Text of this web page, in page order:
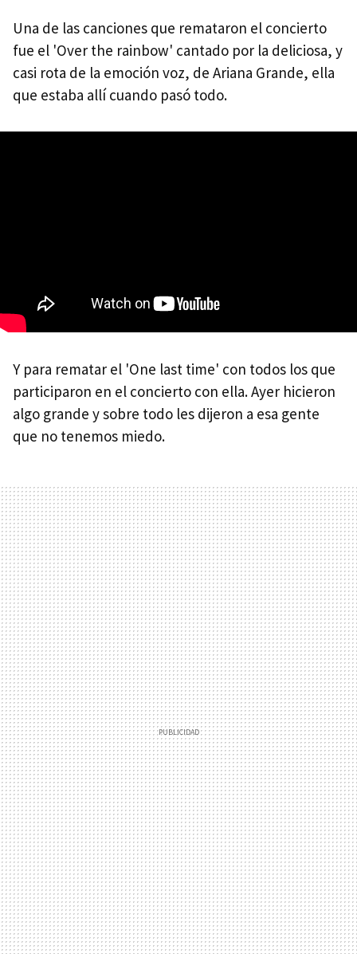
Una de las canciones que remataron el concierto
fue el 'Over the rainbow' cantado por la deliciosa, y
casi rota de la emoción voz, de Ariana Grande, ella
que estaba allí cuando pasó todo.
Y para rematar el 'One last time' con todos los que
participaron en el concierto con ella. Ayer hicieron
algo grande y sobre todo les dijeron a esa gente
que no tenemos miedo.